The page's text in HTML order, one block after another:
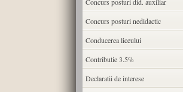
Concurs posturi nedidactic
Conducerea liceului
Contributie 3.5%
Declaratii de interese